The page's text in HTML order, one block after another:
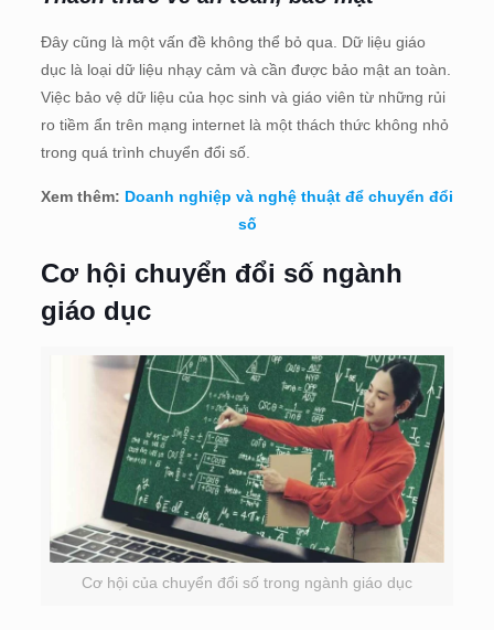
Đây cũng là một vấn đề không thể bỏ qua. Dữ liệu giáo
dục là loại dữ liệu nhạy cảm và cần được bảo mật an toàn.
Việc bảo vệ dữ liệu của học sinh và giáo viên từ những rủi
ro tiềm ẩn trên mạng internet là một thách thức không nhỏ
trong quá trình chuyển đổi số.
Xem thêm: Doanh nghiệp và nghệ thuật để chuyển đổi
số
Cơ hội chuyển đổi số ngành
giáo dục
Cơ hội của chuyển đổi số trong ngành giáo dục